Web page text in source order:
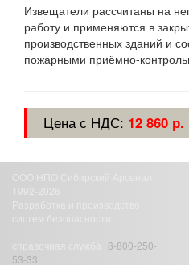
Извещатели рассчитаны на
работу и применяются в
производственных зданий и
пожарными приёмно-
Цена с НДС: 12 860 р.
1992-2026
Разработка и производство
8-800-250-
53-33